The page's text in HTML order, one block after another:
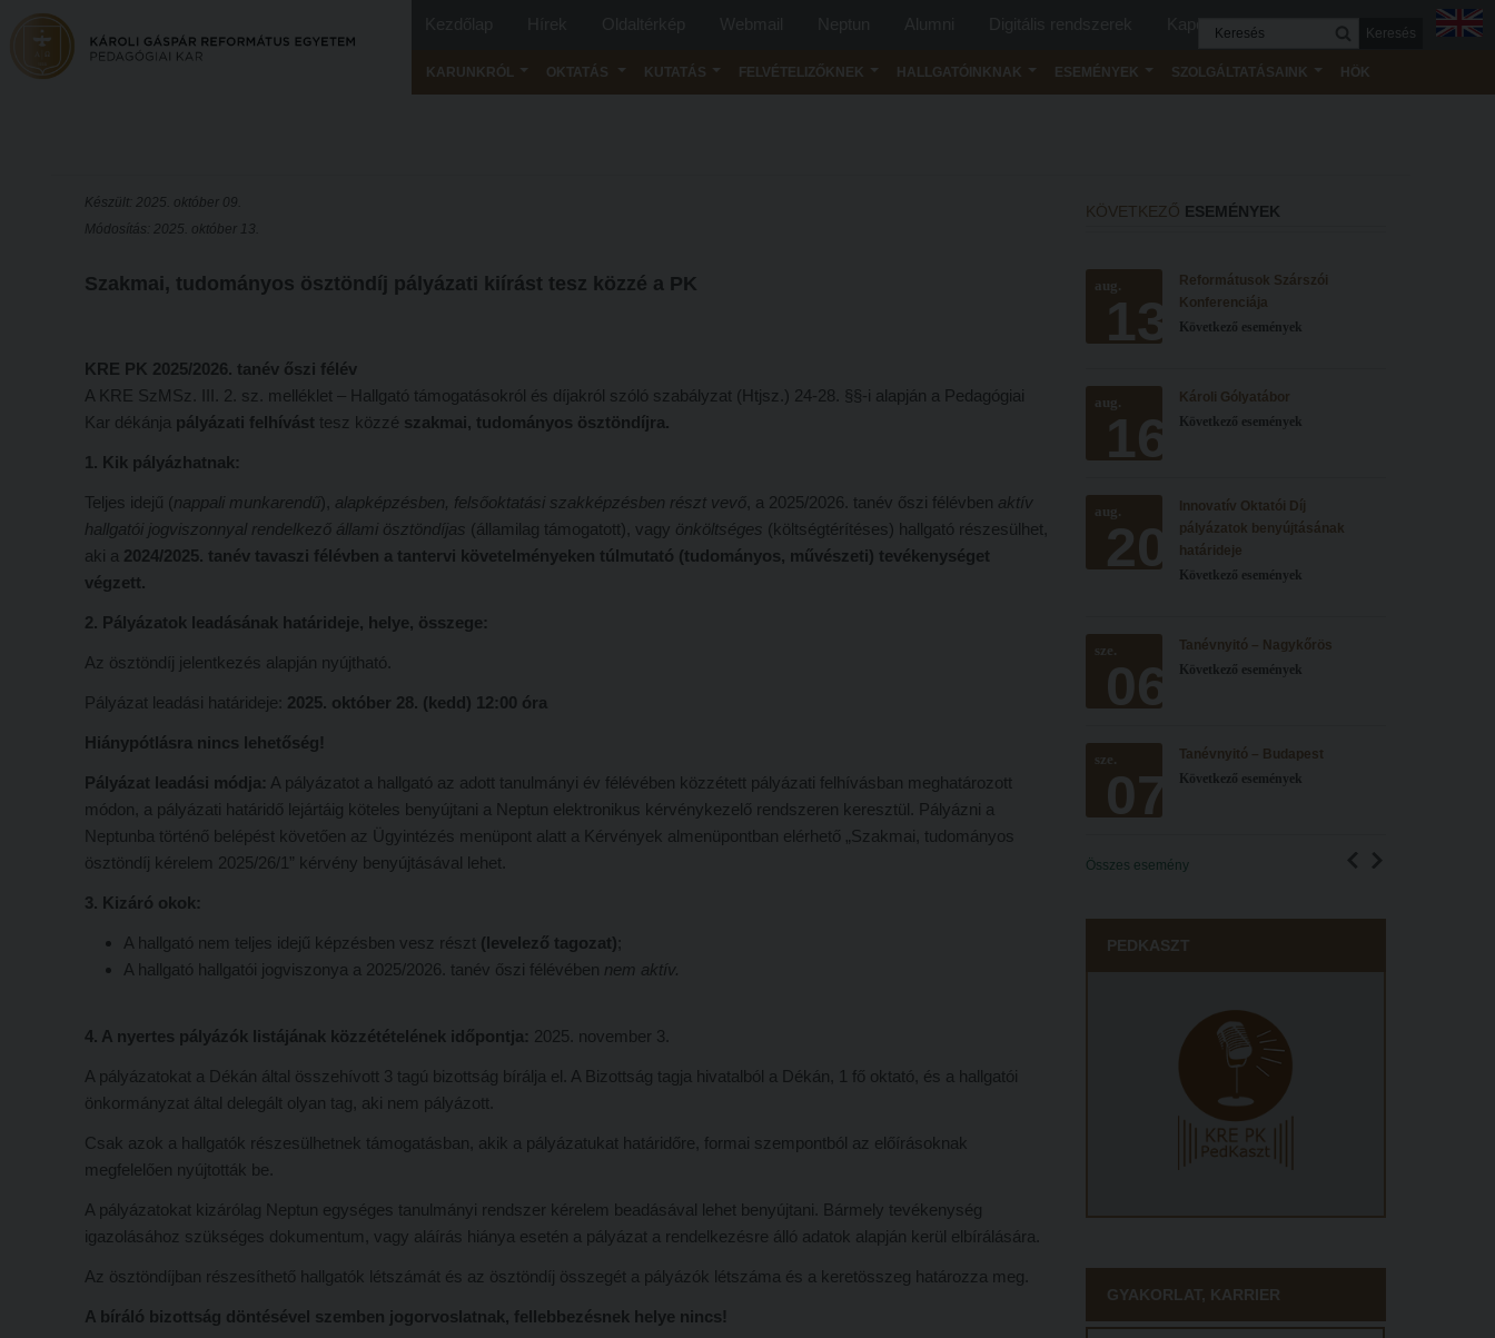
Kapcsolat
Keresés
KARUNKRÓL OKTATÁS KUTATÁS FELVÉTELIZŐKNEK HALLGATÓINKNAK ESEMÉNYEK SZOLGÁLTATÁSAINK HÖK
Készült: 2025. október 09.
Módosítás: 2025. október 13.
Szakmai, tudományos ösztöndíj pályázati kiírást tesz közzé a PK
KRE PK 2025/2026. tanév őszi félév
A KRE SzMSz. III. 2. sz. melléklet – Hallgató támogatásokról és díjakról szóló szabályzat (Htjsz.) 24-28. §§-i alapján a Pedagógiai
Kar dékánja pályázati felhívást tesz közzé szakmai, tudományos ösztöndíjra.
1. Kik pályázhatnak:
Teljes idejű (nappali munkarendű), alapképzésben, felsőoktatási szakképzésben részt vevő , a 2025/2026. tanév őszi félévben aktív
hallgatói jogviszonnyal rendelkező állami ösztöndíjas (államilag támogatott), vagy önköltséges (költségtérítéses) hallgató részesülhet,
aki a 2024/2025. tanév tavaszi félévben a tantervi követelményeken túlmutató (tudományos, művészeti) tevékenységet
végzett.
2. Pályázatok leadásának határideje, helye, összege:
Az ösztöndíj jelentkezés alapján nyújtható.
Pályázat leadási határideje: 2025. október 28. (kedd) 12:00 óra
Hiánypótlásra nincs lehetőség!
Pályázat leadási módja: A pályázatot a hallgató az adott tanulmányi év félévében közzétett pályázati felhívásban meghatározott
módon, a pályázati határidő lejártáig köteles benyújtani a Neptun elektronikus kérvénykezelő rendszeren keresztül. Pályázni a
Neptunba történő belépést követően az Ügyintézés menüpont alatt a Kérvények almenüpontban elérhető „Szakmai, tudományos
ösztöndíj kérelem 2025/26/1” kérvény benyújtásával lehet.
3. Kizáró okok:
A hallgató nem teljes idejű képzésben vesz részt (levelező tagozat)
A hallgató hallgatói jogviszonya a 2025/2026. tanév őszi félévében nem aktív.
4. A nyertes pályázók listájának közzétételének időpontja: 2025. november 3.
A pályázatokat a Dékán által összehívott 3 tagú bizottság bírálja el. A Bizottság tagja hivatalból a Dékán, 1 fő oktató, és a hallgatói
önkormányzat által delegált olyan tag, aki nem pályázott.
Csak azok a hallgatók részesülhetnek támogatásban, akik a pályázatukat határidőre, formai szempontból az előírásoknak
megfelelően nyújtották be.
A pályázatokat kizárólag Neptun egységes tanulmányi rendszer kérelem beadásával lehet benyújtani. Bármely tevékenység
igazolásához szükséges dokumentum, vagy aláírás hiánya esetén a pályázat a rendelkezésre álló adatok alapján kerül elbírálására.
Az ösztöndíjban részesíthető hallgatók létszámát és az ösztöndíj összegét a pályázók létszáma és a keretösszeg határozza meg.
A bíráló bizottság döntésével szemben jogorvoslatnak, fellebbezésnek helye nincs!
KÖVETKEZŐ ESEMÉNYEK
aug.
13
Reformátusok Szárszói
Konferenciája
Következő események
aug.
16
Károli Gólyatábor
Következő események
aug.
20
Innovatív Oktatói Díj
pályázatok benyújtásának
határideje
Következő események
sze.
06
Tanévnyitó – Nagykőrös
Következő események
sze.
07
Tanévnyitó – Budapest
Következő események
Összes esemény
PEDKASZT
GYAKORLAT, KARRIER